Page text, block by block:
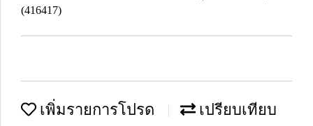
(416417)
เพิ่มรายการโปรด เปรียบเทียบ